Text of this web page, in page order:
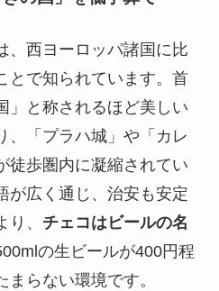
、西ヨーロッパ諸国に比
とで知られています。首
」と称されるほど美しい
、「プラハ城」や「カレ
徒歩圏内に凝縮されてい
が広く通じ、治安も安定
、 チェコはビールの名
の生ビールが400円程
らない環境です。